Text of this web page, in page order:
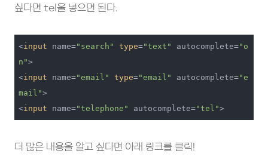
싶다면 tel을 넣으면 된다.
<input name="search" type="text" autocomplete="o
n">
<input name="email" type="email" autocomplete="e
mail">
<input name="telephone" autocomplete="tel">
더 많은 내용을 알고 싶다면 아래 링크를 클릭!